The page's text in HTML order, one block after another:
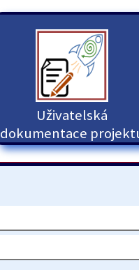
Uživatelská
dokumentace